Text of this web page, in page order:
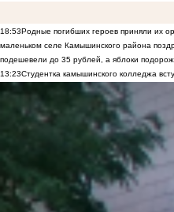
18:53Родные погибших героев приняли их
маленьком селе Камышинского района
подешевели до 35 рублей, а яблоки
13:23Студентка камышинского колледжа